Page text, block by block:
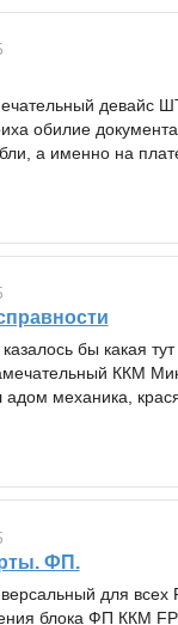
девайс
обилие
а именно на
бы какая тут
ККМ
механика,
ФП.
для всех
блока ФП ККМ